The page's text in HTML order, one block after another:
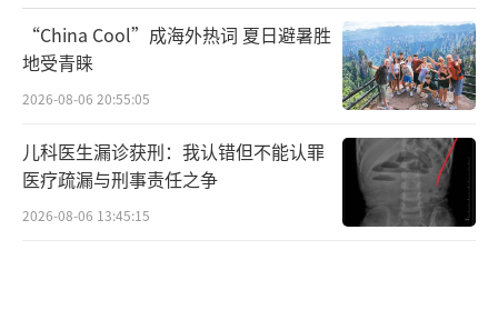
“China Cool”成海外热词 夏日避暑胜
地受青睐
2026-08-06 20:55:05
儿科医生漏诊获刑：我认错但不能认罪
医疗疏漏与刑事责任之争
2026-08-06 13:45:15